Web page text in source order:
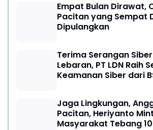
Empat Bulan Dirawat,
Pacitan yang Sempat
Dipulangkan
Terima Serangan
Lebaran, PT LDN Raih
Keamanan Siber dari
Jaga Lingkungan,
Pacitan, Heriyanto
Masyarakat Tebang